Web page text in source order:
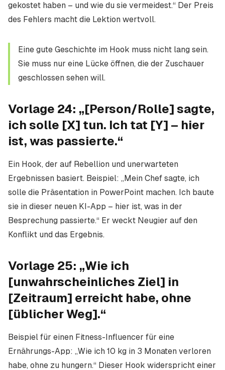
gekostet haben – und wie du sie vermeidest.“ Der Preis
des Fehlers macht die Lektion wertvoll.
Eine gute Geschichte im Hook muss nicht lang sein.
Sie muss nur eine Lücke öffnen, die der Zuschauer
geschlossen sehen will.
Vorlage 24: „[Person/Rolle] sagte,
ich solle [X] tun. Ich tat [Y] – hier
ist, was passierte.“
Ein Hook, der auf Rebellion und unerwarteten
Ergebnissen basiert. Beispiel: „Mein Chef sagte, ich
solle die Präsentation in PowerPoint machen. Ich baute
sie in dieser neuen KI-App – hier ist, was in der
Besprechung passierte.“ Er weckt Neugier auf den
Konflikt und das Ergebnis.
Vorlage 25: „Wie ich
[unwahrscheinliches Ziel] in
[Zeitraum] erreicht habe, ohne
[üblicher Weg].“
Beispiel für einen Fitness-Influencer für eine
Ernährungs-App: „Wie ich 10 kg in 3 Monaten verloren
habe, ohne zu hungern.“ Dieser Hook widerspricht einer